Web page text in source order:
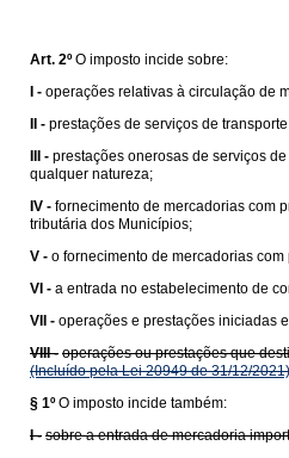
Art. 2º O imposto incide sobre:
I - operações relativas à circulação de
II - prestações de serviços de
III - prestações onerosas de serviços
qualquer natureza;
IV - fornecimento de mercadorias com
tributária dos Municípios;
V - o fornecimento de mercadorias
VI - a entrada no estabelecimento de
VII - operações e prestações iniciadas
VIII - operações ou prestações que
(Incluído pela Lei 20949 de 31/12/2021)
§ 1º O imposto incide também:
I - sobre a entrada de mercadoria